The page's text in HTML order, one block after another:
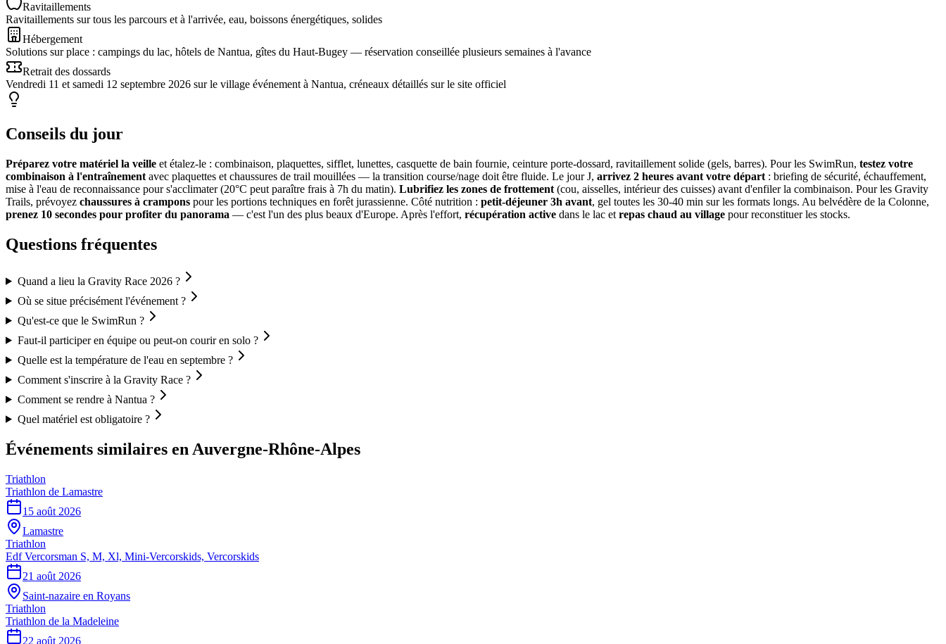
Ravitaillements
Ravitaillements sur tous les parcours et à l'arrivée, eau, boissons énergétiques, solides
Hébergement
Solutions sur place : campings du lac, hôtels de Nantua, gîtes du Haut-Bugey — réservation conseillée plusieurs semaines à l'avance
Retrait des dossards
Vendredi 11 et samedi 12 septembre 2026 sur le village événement à Nantua, créneaux détaillés sur le site officiel
Conseils du jour
Préparez votre matériel la veille et étalez-le : combinaison, plaquettes, sifflet, lunettes, casquette de bain fournie, ceinture porte-dossard, ravitaillement solide (gels, barres). Pour les SwimRun, testez votre
combinaison à l'entraînement avec plaquettes et chaussures de trail mouillées — la transition course/nage doit être fluide. Le jour J, arrivez 2 heures avant votre départ : briefing de sécurité, échauffement,
mise à l'eau de reconnaissance pour s'acclimater (20°C peut paraître frais à 7h du matin). Lubrifiez les zones de frottement (cou, aisselles, intérieur des cuisses) avant d'enfiler la combinaison. Pour les Gravity
Trails, prévoyez chaussures à crampons pour les portions techniques en forêt jurassienne. Côté nutrition : petit-déjeuner 3h avant, gel toutes les 30-40 min sur les formats longs. Au belvédère de la Colonne,
prenez 10 secondes pour profiter du panorama — c'est l'un des plus beaux d'Europe. Après l'effort, récupération active dans le lac et repas chaud au village pour reconstituer les stocks.
Questions fréquentes
Quand a lieu la Gravity Race 2026 ?
Où se situe précisément l'événement ?
Qu'est-ce que le SwimRun ?
Faut-il participer en équipe ou peut-on courir en solo ?
Quelle est la température de l'eau en septembre ?
Comment s'inscrire à la Gravity Race ?
Comment se rendre à Nantua ?
Quel matériel est obligatoire ?
Événements similaires en Auvergne-Rhône-Alpes
Triathlon
Triathlon de Lamastre
15 août 2026
Lamastre
Triathlon
Edf Vercorsman S, M, Xl, Mini-Vercorskids, Vercorskids
21 août 2026
Saint-nazaire en Royans
Triathlon
Triathlon de la Madeleine
22 août 2026